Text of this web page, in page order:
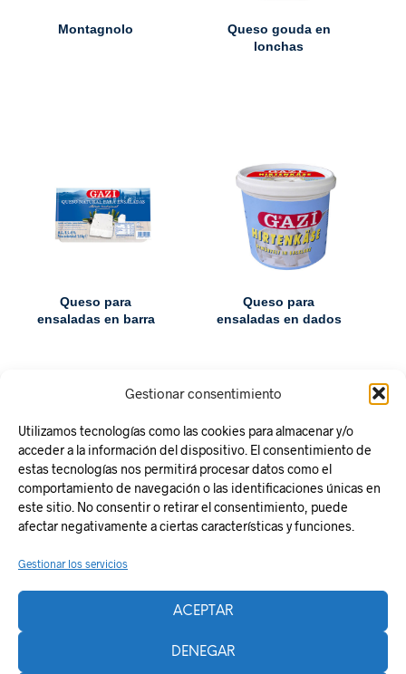
Gestionar consentimiento
Utilizamos tecnologías como las cookies para almacenar y/o
acceder a la información del dispositivo. El consentimiento de
estas tecnologías nos permitirá procesar datos como el
comportamiento de navegación o las identificaciones únicas en
este sitio. No consentir o retirar el consentimiento, puede
afectar negativamente a ciertas características y funciones.
Gestionar los servicios
ACEPTAR
DENEGAR
Montagnolo
Queso gouda en
lonchas
Queso para
ensaladas en barra
Queso para
ensaladas en dados
Responsabilidad Social
La Zentral